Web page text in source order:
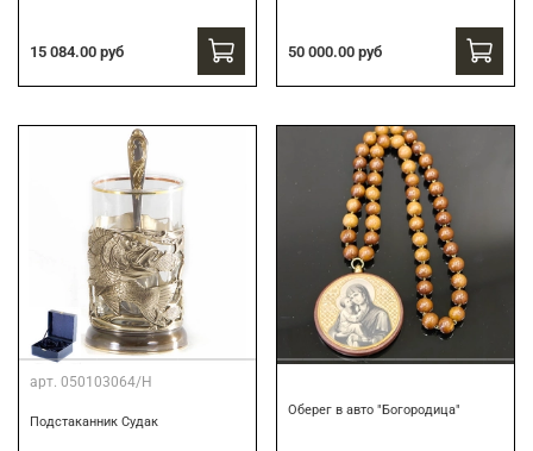
15 084.00 руб 50 000.00 руб
арт. 050103064/Н
Подстаканник Судак
Оберег в авто "Богородица"